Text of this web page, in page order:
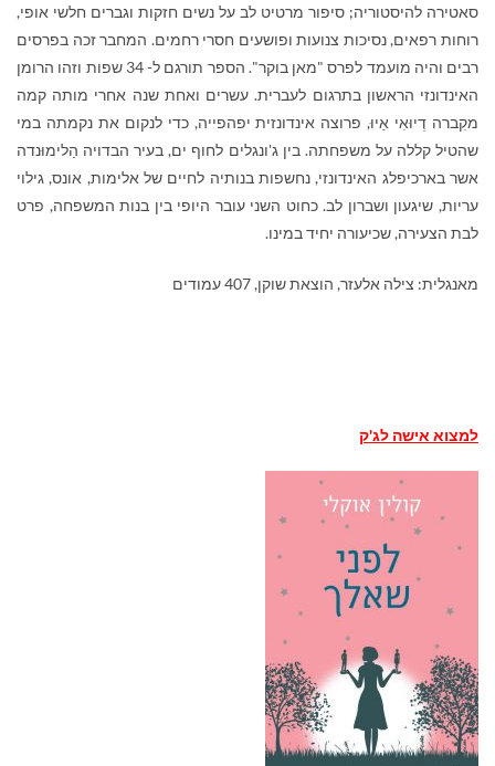
סאטירה להיסטוריה; סיפור מרטיט לב על נשים חזקות וגברים חלשי אופי,
רוחות רפאים, נסיכות צנועות ופושעים חסרי רחמים. המחבר זכה בפרסים
רבים והיה מועמד לפרס "מאן בוקר". הספר תורגם ל- 34 שפות וזהו הרומן
האינדונזי הראשון בתרגום לעברית. עשרים ואחת שנה אחרי מותה קמה
מקִברה דְיוּאִי אַיוּ, פרוצה אינדונזית יפהפייה, כדי לנקום את נקמתה במי
שהטיל קללה על משפחתה. בין ג'ונגלים לחוף ים, בעיר הבדויה הַלימוּנדה
אשר בארכיפלג האינדונזי, נחשפות בנותיה לחיים של אלימות, אונס, גילוי
עריות, שיגעון ושברון לב. כחוט השני עובר היופי בין בנות המשפחה, פרט
לבת הצעירה, שכיעורה יחיד במינו.
מאנגלית: צילה אלעזר, הוצאת שוקן, 407 עמודים
למצוא אישה לג'ק